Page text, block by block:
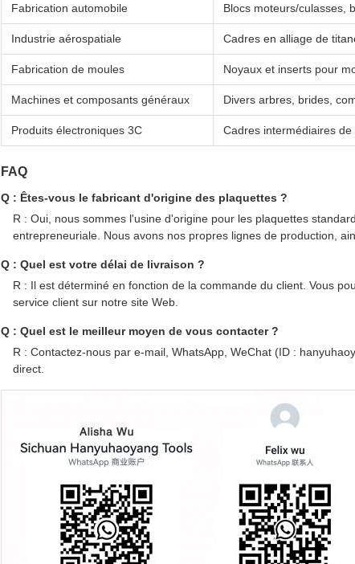
Fabrication automobile Blocs moteurs/culasses,
Industrie aérospatiale Cadres en alliage de
Fabrication de moules Noyaux et inserts pour
Machines et composants généraux Divers arbres, brides,
Produits électroniques 3C Cadres intermédiaires
FAQ
Q : Êtes-vous le fabricant d'origine des plaquettes ?
R : Oui, nous sommes l'usine d'origine pour les plaquettes
entrepreneuriale. Nous avons nos propres lignes de production,
Q : Quel est votre délai de livraison ?
R : Il est déterminé en fonction de la commande du client. Vous
service client sur notre site Web.
Q : Quel est le meilleur moyen de vous contacter ?
R : Contactez-nous par e-mail, WhatsApp, WeChat (ID :
direct.